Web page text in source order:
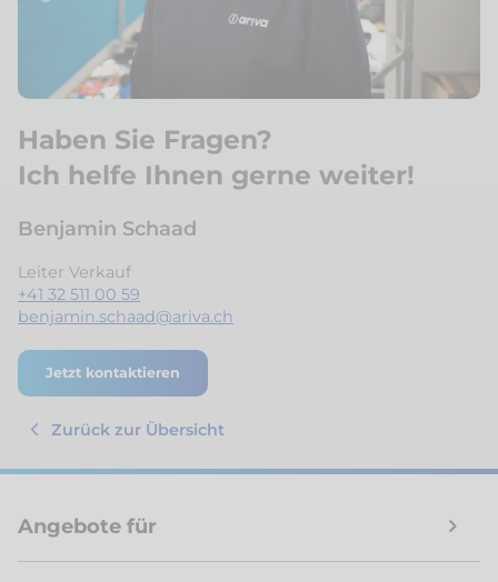
Haben Sie Fragen?
Ich helfe Ihnen gerne weiter!
Benjamin Schaad
Leiter Verkauf
+41 32 511 00 59
benjamin.schaad@ariva.ch
Jetzt kontaktieren
Zurück zur Übersicht
Angebote für